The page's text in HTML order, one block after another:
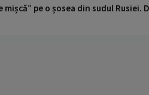
pe o șosea din sudul